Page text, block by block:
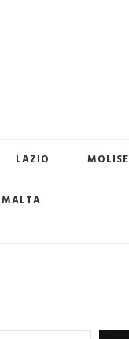
LAZIO MOLISE
MALTA